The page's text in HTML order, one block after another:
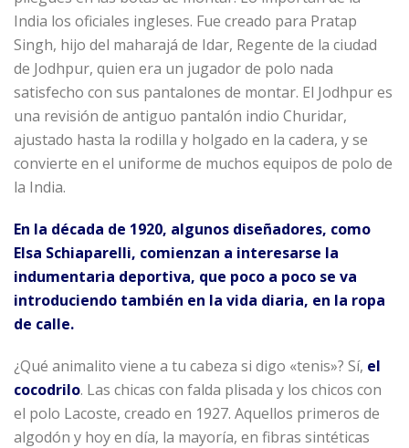
India los oficiales ingleses. Fue creado para Pratap
Singh, hijo del maharajá de Idar, Regente de la ciudad
de Jodhpur, quien era un jugador de polo nada
satisfecho con sus pantalones de montar. El Jodhpur es
una revisión de antiguo pantalón indio Churidar,
ajustado hasta la rodilla y holgado en la cadera, y se
convierte en el uniforme de muchos equipos de polo de
la India.
En la década de 1920, algunos diseñadores, como
Elsa Schiaparelli, comienzan a interesarse la
indumentaria deportiva, que poco a poco se va
introduciendo también en la vida diaria, en la ropa
de calle.
¿Qué animalito viene a tu cabeza si digo «tenis»? Sí, el
cocodrilo. Las chicas con falda plisada y los chicos con
el polo Lacoste, creado en 1927. Aquellos primeros de
algodón y hoy en día, la mayoría, en fibras sintéticas